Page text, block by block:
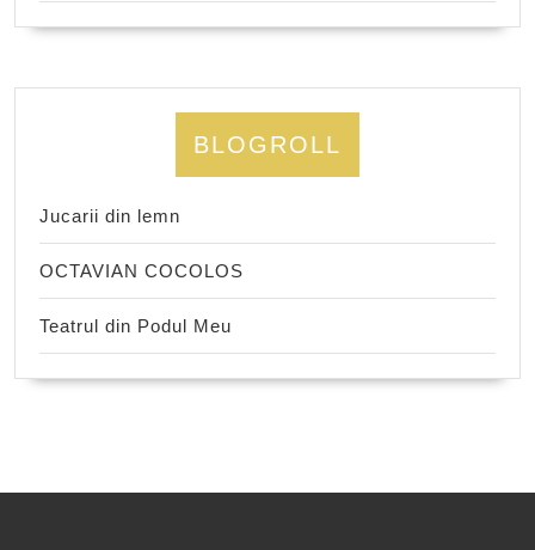
BLOGROLL
Jucarii din lemn
OCTAVIAN COCOLOS
Teatrul din Podul Meu